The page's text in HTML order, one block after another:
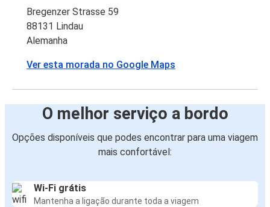
Bregenzer Strasse 59
88131 Lindau
Alemanha
Ver esta morada no Google Maps
O melhor serviço a bordo
Opções disponíveis que podes encontrar para uma viagem
mais confortável:
Wi-Fi grátis
Mantenha a ligação durante toda a viagem